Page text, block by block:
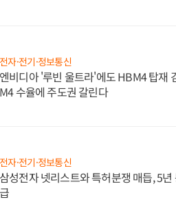
전자·전기·정보통신
엔비디아 '루빈 울트라'에도 HBM4 탑재
M4 수율에 주도권 갈린다
전자·전기·정보통신
삼성전자 넷리스트와 특허분쟁 매듭, 5
급